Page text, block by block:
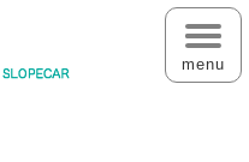
menu